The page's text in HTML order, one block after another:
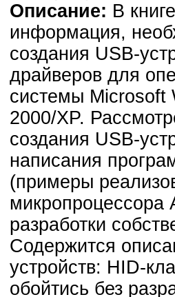
Описание: В
информация,
создания USB-
драйверов для
системы Microsoft
2000/XP.
создания USB-
написания
(примеры
разработки
Содержится
устройств: НID-
обойтись без